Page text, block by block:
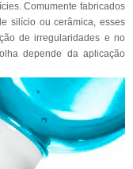
Comumente fabricados
silício ou cerâmica, esses
de irregularidades e no
depende da aplicação